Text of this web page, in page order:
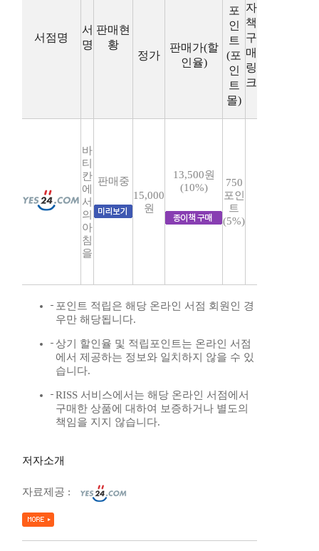
서점명
서
명
판매현
황
자
책
구
매
링
크
정가
판매가(할
인율)
포
인
트
(포
인
트
몰)
바
티
칸
에
서
의
아
침
을
판매중
15,000
원
13,500원
(10%)
750
포인
트
(5%)
포인트 적립은 해당 온라인 서점 회원인 경
우만 해당됩니다.
상기 할인율 및 적립포인트는 온라인 서점
에서 제공하는 정보와 일치하지 않을 수 있
습니다.
RISS 서비스에서는 해당 온라인 서점에서
구매한 상품에 대하여 보증하거나 별도의
책임을 지지 않습니다.
저자소개
자료제공 :